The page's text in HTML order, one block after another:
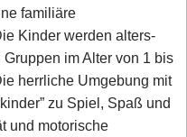
familiäre
Kinder werden alters-
im Alter von 1 bis
herrliche Umgebung mit
zu Spiel, Spaß und
und motorische